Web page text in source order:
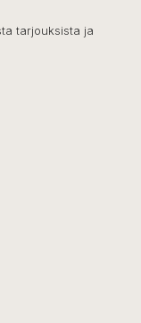
tarjouksista ja